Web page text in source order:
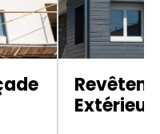
Extérieur